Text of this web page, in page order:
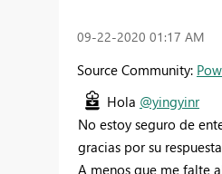
‎09-22-2020 01:17 AM
Source Community:
Hola @yingyinr
No estoy seguro de
gracias por su
A menos que me falte